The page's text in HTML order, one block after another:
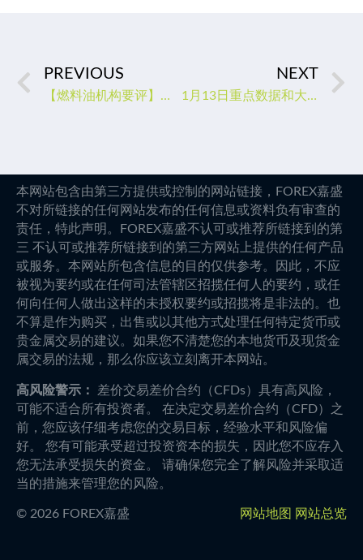
PREVIOUS
【燃料油机构要评】油价上涨燃料油成本端驱动增强，LU燃油主力收盘暴涨5.09%
NEXT
1月13日重点数据和大事件前瞻
本网站包含由第三方提供或控制的网站链接，FOREX嘉盛
不对所链接的任何网站发布的任何信息或资料负有审查的
责任，特此声明。FOREX嘉盛不认可或推荐所链接到的第
三 不认可或推荐所链接到的第三方网站上提供的任何产品
或服务。本网站所包含信息的目的仅供参考。因此，不应
被视为要约或在任何司法管辖区招揽任何人的要约，或任
何向任何人做出这样的未授权要约或招揽将是非法的。也
不算是作为购买，出售或以其他方式处理任何特定货币或
贵金属交易的建议。如果您不清楚您的本地货币及现货金
属交易的法规，那么你应该立刻离开本网站。
高风险警示：
差价交易差价合约（CFDs）具有高风险，
可能不适合所有投资者。 在决定交易差价合约（CFD）之
前，您应该仔细考虑您的交易目标，经验水平和风险偏
好。 您有可能承受超过投资资本的损失，因此您不应存入
您无法承受损失的资金。 请确保您完全了解风险并采取适
当的措施来管理您的风险。
© 2026 FOREX嘉盛 网站地图 网站总览